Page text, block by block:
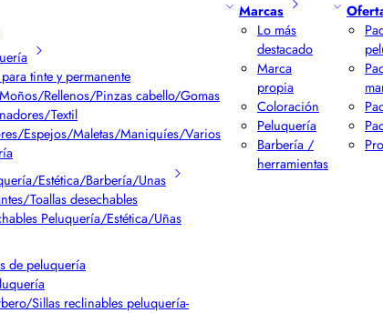
tinte y permanente
Rellenos/Pinzas cabello/Gomas
Textil
Espejos/Maletas/Maniquíes/Varios
Estética/Barbería/Unas
Toallas desechables
Peluquería/Estética/Uñas
de peluquería
Sillas reclinables peluquería-
Marcas
Lo más
destacado
Marca
propia
Coloración
Peluquería
Barbería /
herramientas